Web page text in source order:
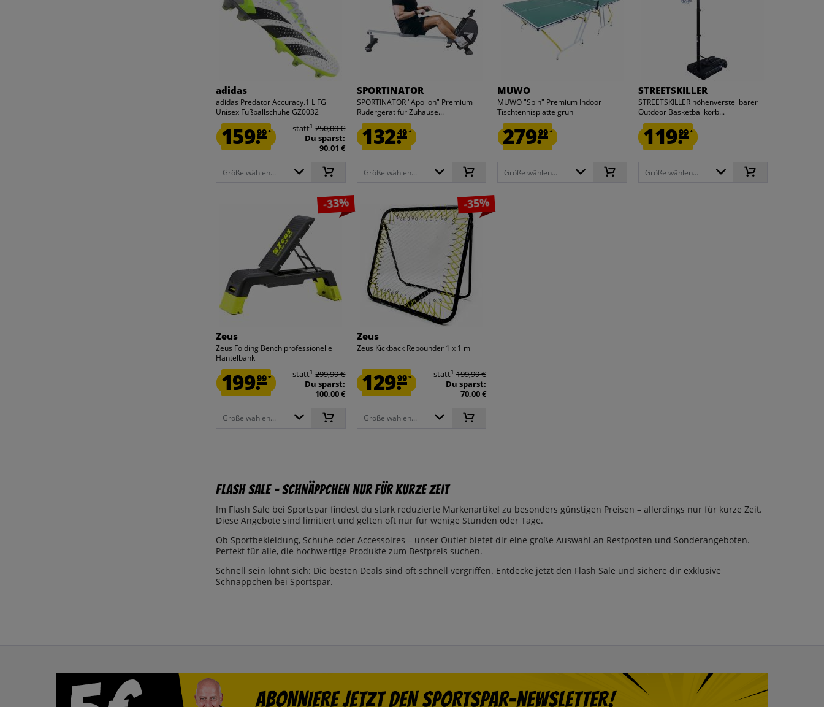
adidas
adidas Predator Accuracy.1 L FG
Unisex Fußballschuhe GZ0032
159.99* statt1 250,00 €
Du sparst:
90,01 €
Größe wählen...
SPORTINATOR
SPORTINATOR "Apollon" Premium
Rudergerät für Zuhause...
132.49*
Größe wählen...
MUWO
MUWO "Spin" Premium Indoor
Tischtennisplatte grün
279.99*
Größe wählen...
STREETSKILLER
STREETSKILLER höhenverstellbarer
Outdoor Basketballkorb...
119.99*
Größe wählen...
-33%
Zeus
Zeus Folding Bench professionelle
Hantelbank
199.99* statt1 299,99 €
Du sparst:
100,00 €
Größe wählen...
-35%
Zeus
Zeus Kickback Rebounder 1 x 1 m
129.99* statt1 199,99 €
Du sparst:
70,00 €
Größe wählen...
Flash Sale – Schnäppchen nur für kurze Zeit
Im Flash Sale bei Sportspar findest du stark reduzierte Markenartikel zu besonders günstigen Preisen – allerdings nur für kurze Zeit.
Diese Angebote sind limitiert und gelten oft nur für wenige Stunden oder Tage.
Ob Sportbekleidung, Schuhe oder Accessoires – unser Outlet bietet dir eine große Auswahl an Restposten und Sonderangeboten.
Perfekt für alle, die hochwertige Produkte zum Bestpreis suchen.
Schnell sein lohnt sich: Die besten Deals sind oft schnell vergriffen. Entdecke jetzt den Flash Sale und sichere dir exklusive
Schnäppchen bei Sportspar.